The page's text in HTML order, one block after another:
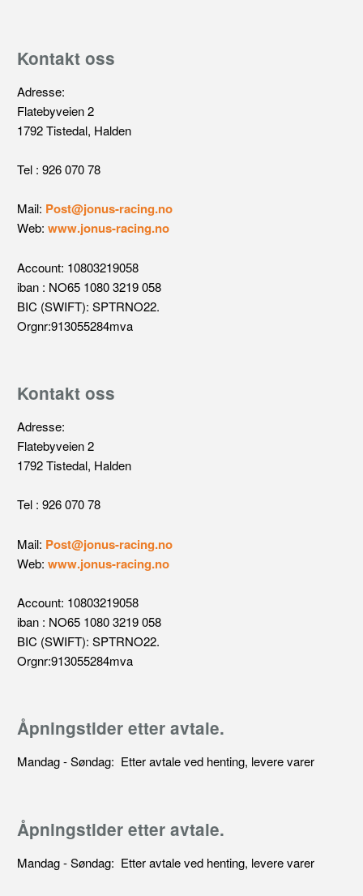
Kontakt oss
Adresse:
Flatebyveien 2
1792 Tistedal, Halden
Tel : 926 070 78
Mail: Post@jonus-racing.no
Web: www.jonus-racing.no
Account: 10803219058
iban : NO65 1080 3219 058
BIC (SWIFT): SPTRNO22.
Orgnr:913055284mva
Kontakt oss
Adresse:
Flatebyveien 2
1792 Tistedal, Halden
Tel : 926 070 78
Mail: Post@jonus-racing.no
Web: www.jonus-racing.no
Account: 10803219058
iban : NO65 1080 3219 058
BIC (SWIFT): SPTRNO22.
Orgnr:913055284mva
Åpningstider etter avtale.
Mandag - Søndag: Etter avtale ved henting, levere varer
Åpningstider etter avtale.
Mandag - Søndag: Etter avtale ved henting, levere varer